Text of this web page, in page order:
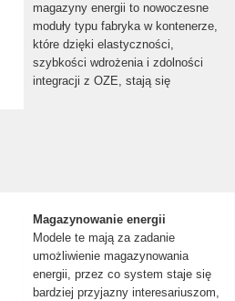
magazyny energii to nowoczesne
moduły typu fabryka w kontenerze,
które dzięki elastyczności,
szybkości wdrożenia i zdolności
integracji z OZE, stają się
Magazynowanie energii
Modele te mają za zadanie
umożliwienie magazynowania
energii, przez co system staje się
bardziej przyjazny interesariuszom,